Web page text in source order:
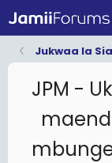
Jukwaa la
JPM -